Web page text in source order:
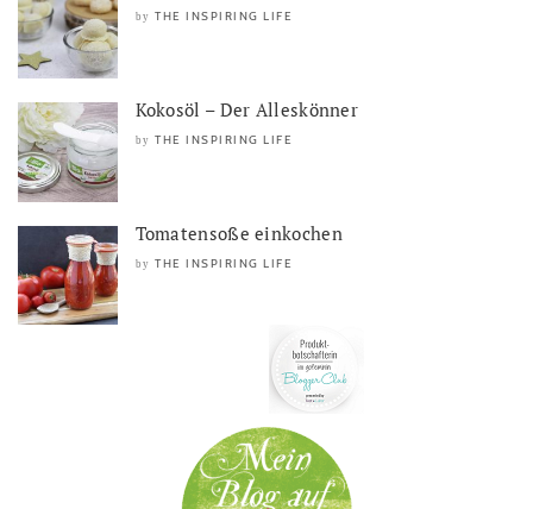
by THE INSPIRING LIFE
Kokosöl – Der Alleskönner
by THE INSPIRING LIFE
Tomatensoße einkochen
by THE INSPIRING LIFE